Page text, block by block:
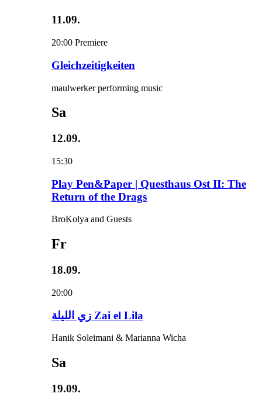
11.09.
20:00 Premiere
Gleichzeitigkeiten
maulwerker performing music
Sa
12.09.
15:30
Play Pen&Paper | Questhaus Ost II: The
Return of the Drags
BroKolya and Guests
Fr
18.09.
20:00
زي‌ اللیلة Zai el Lila
Hanik Soleimani & Marianna Wicha
Sa
19.09.